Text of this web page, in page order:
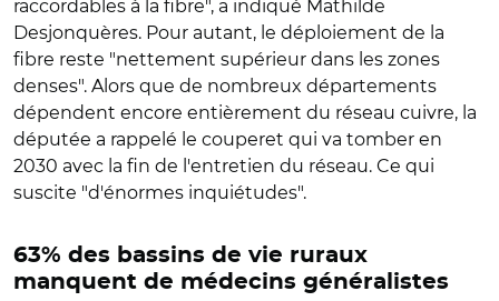
raccordables à la fibre", a indiqué Mathilde
Desjonquères. Pour autant, le déploiement de la
fibre reste "nettement supérieur dans les zones
denses". Alors que de nombreux départements
dépendent encore entièrement du réseau cuivre, la
députée a rappelé le couperet qui va tomber en
2030 avec la fin de l'entretien du réseau. Ce qui
suscite "d'énormes inquiétudes".
63% des bassins de vie ruraux
manquent de médecins généralistes